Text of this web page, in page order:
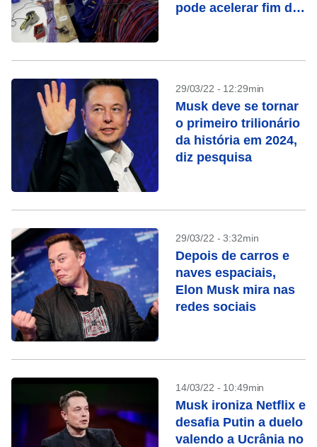
pode acelerar fim da
29/03/22 - 12:29min
Musk deve se tornar
o primeiro trilionário
da história em 2024,
diz pesquisa
29/03/22 - 3:32min
Depois de carros e
naves espaciais,
Elon Musk mira nas
redes sociais
14/03/22 - 10:49min
Musk ironiza Netflix e
desafia Putin a duelo
valendo a Ucrânia no